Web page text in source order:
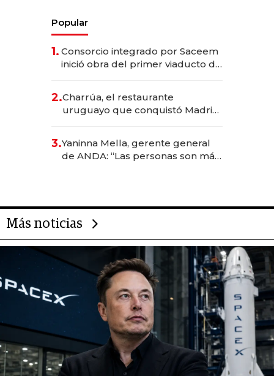
Popular
1. Consorcio integrado por Saceem
inició obra del primer viaducto de
millones
2.Charrúa, el restaurante
uruguayo que conquistó Madrid:
anticipación y prepara apertura
3.Yaninna Mella, gerente general
de ANDA: “Las personas son más
Más noticias